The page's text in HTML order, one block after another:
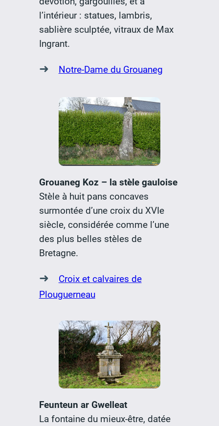
l’intérieur : statues, lambris,
sablière sculptée, vitraux de Max
Ingrant.
➜ Notre-Dame du Grouaneg
Grouaneg Koz – la stèle gauloise
Stèle à huit pans concaves
surmontée d’une croix du XVIe
siècle, considérée comme l’une
des plus belles stèles de
Bretagne.
➜
Croix et calvaires de
Plouguerneau
Feunteun ar Gwelleat
La fontaine du mieux-être, datée